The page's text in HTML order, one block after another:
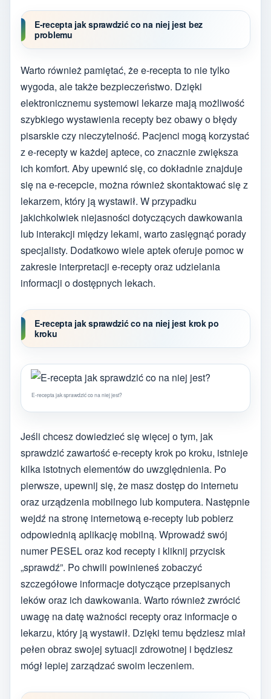
E-recepta jak sprawdzić co na niej jest bez
problemu
Warto również pamiętać, że e-recepta to nie tylko
wygoda, ale także bezpieczeństwo. Dzięki
elektronicznemu systemowi lekarze mają możliwość
szybkiego wystawienia recepty bez obawy o błędy
pisarskie czy nieczytelność. Pacjenci mogą korzystać
z e-recepty w każdej aptece, co znacznie zwiększa
ich komfort. Aby upewnić się, co dokładnie znajduje
się na e-recepcie, można również skontaktować się z
lekarzem, który ją wystawił. W przypadku
jakichkolwiek niejasności dotyczących dawkowania
lub interakcji między lekami, warto zasięgnąć porady
specjalisty. Dodatkowo wiele aptek oferuje pomoc w
zakresie interpretacji e-recepty oraz udzielania
informacji o dostępnych lekach.
E-recepta jak sprawdzić co na niej jest krok po
kroku
E-recepta jak sprawdzić co na niej jest?
Jeśli chcesz dowiedzieć się więcej o tym, jak
sprawdzić zawartość e-recepty krok po kroku, istnieje
kilka istotnych elementów do uwzględnienia. Po
pierwsze, upewnij się, że masz dostęp do internetu
oraz urządzenia mobilnego lub komputera. Następnie
wejdź na stronę internetową e-recepty lub pobierz
odpowiednią aplikację mobilną. Wprowadź swój
numer PESEL oraz kod recepty i kliknij przycisk
„sprawdź”. Po chwili powinieneś zobaczyć
szczegółowe informacje dotyczące przepisanych
leków oraz ich dawkowania. Warto również zwrócić
uwagę na datę ważności recepty oraz informacje o
lekarzu, który ją wystawił. Dzięki temu będziesz miał
pełen obraz swojej sytuacji zdrowotnej i będziesz
mógł lepiej zarządzać swoim leczeniem.